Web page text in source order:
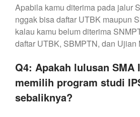
Apabila kamu diterima pada jalur
nggak bisa daftar UTBK maupun
kalau kamu belum diterima
daftar UTBK, SBMPTN, dan Ujian
Q4: Apakah lulusan SMA
memilih program studi
sebaliknya?